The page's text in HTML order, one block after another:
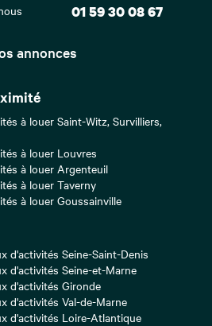
annonces
à louer Saint-Witz, Survilliers,
à louer Louvres
à louer Argenteuil
à louer Taverny
à louer Goussainville
d'activités Seine-Saint-Denis
d'activités Seine-et-Marne
d'activités Gironde
d'activités Val-de-Marne
d'activités Loire-Atlantique
01 59 30 08 67